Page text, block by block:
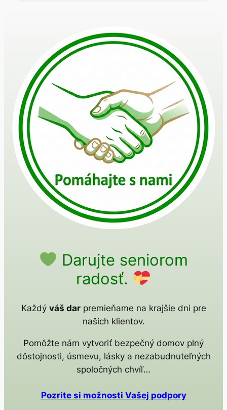
Darujte seniorom
radosť.
Každý váš darpremieňame na krajšie dni pre
našich klientov.
Pomôžte nám vytvoriť bezpečný domov plný
dôstojnosti, úsmevu, lásky a nezabudnuteľných
spoločných chvíľ…
Pozrite si možnosti Vašej podpory